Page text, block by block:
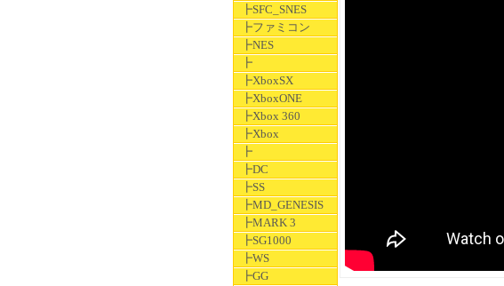
┣SFC_SNES
┣ファミコン
┣NES
┣
┣XboxSX
┣XboxONE
┣Xbox 360
┣Xbox
┣
┣DC
┣SS
┣MD_GENESIS
┣MARK 3
┣SG1000
┣WS
┣GG